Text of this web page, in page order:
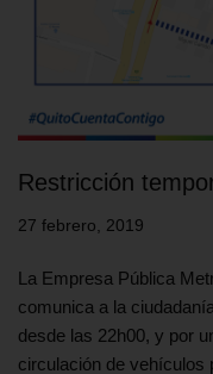
Restricción
27 febrero, 2019
La Empresa Pública
comunica a la
desde las 22h00, y por
circulación de vehículos